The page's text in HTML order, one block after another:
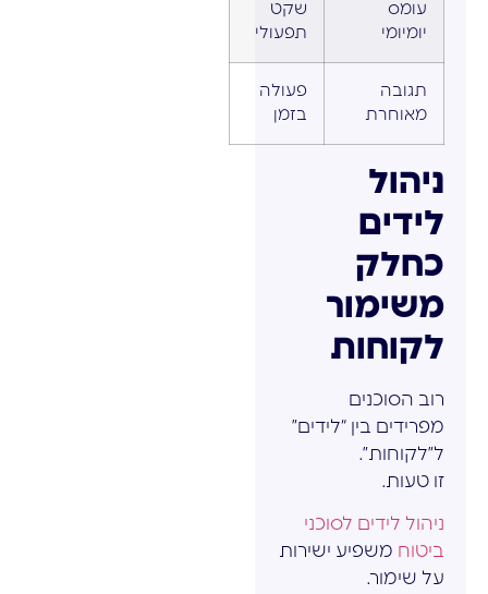
עומס
יומיומי
שקט
תפעולי
תגובה
מאוחרת
פעולה
בזמן
ניהול
לידים
כחלק
משימור
לקוחות
רוב הסוכנים
מפרידים בין “לידים”
ל”לקוחות”.
זו טעות.
ניהול לידים לסוכני
ביטוח משפיע ישירות
על שימור.